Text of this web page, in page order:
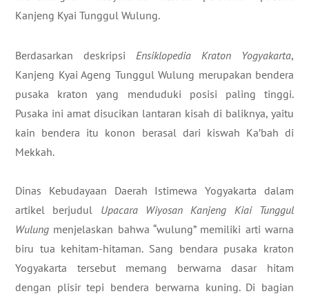
Kanjeng Kyai Tunggul Wulung.
Berdasarkan deskripsi Ensiklopedia Kraton Yogyakarta,
Kanjeng Kyai Ageng Tunggul Wulung merupakan bendera
pusaka kraton yang menduduki posisi paling tinggi.
Pusaka ini amat disucikan lantaran kisah di baliknya, yaitu
kain bendera itu konon berasal dari kiswah Ka’bah di
Mekkah.
​Dinas Kebudayaan Daerah Istimewa Yogyakarta dalam
artikel berjudul Upacara Wiyosan Kanjeng Kiai Tunggul
Wulung menjelaskan bahwa “wulung” memiliki arti warna
biru tua kehitam-hitaman. Sang bendara pusaka kraton
Yogyakarta tersebut memang berwarna dasar hitam
dengan plisir tepi bendera berwarna kuning. Di bagian